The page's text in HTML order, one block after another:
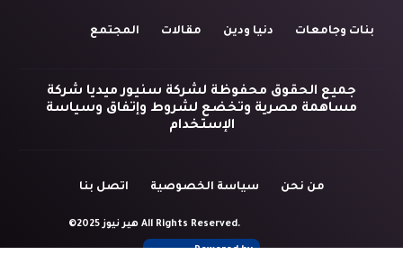
بنات وجامعات دنيا ودين مقالات المجتمع
جميع الحقوق محفوظة لشركة سنيور ميديا شركة
مساهمة مصرية وتخضع لشروط وإتفاق وسياسة
الإستخدام
من نحن سياسة الخصوصية اتصل بنا
©2025 هير نيوز All Rights Reserved.
Powered by